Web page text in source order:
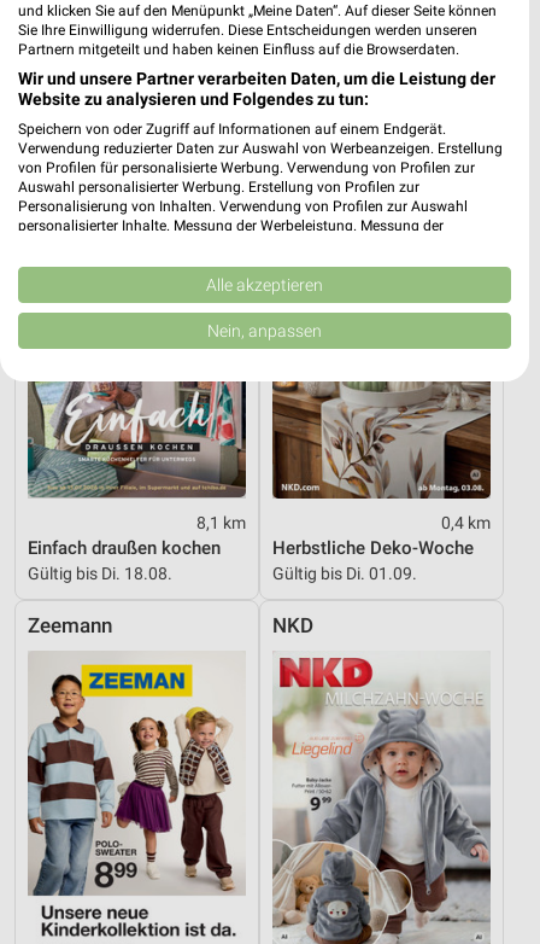
Mode & Bekleidung Angebote für Mutterstadt
und Umgebung
10 Prospekte
Tchibo
8,1 km
Einfach draußen kochen
Gültig bis Di. 18.08.
NKD
0,4 km
Herbstliche Deko-Woche
Gültig bis Di. 01.09.
Zeemann NKD
und klicken Sie auf den Menüpunkt „Meine Daten“. Auf dieser Seite können
Sie Ihre Einwilligung widerrufen. Diese Entscheidungen werden unseren
Partnern mitgeteilt und haben keinen Einfluss auf die Browserdaten.
Wir und unsere Partner verarbeiten Daten, um die Leistung der
Website zu analysieren und Folgendes zu tun:
Speichern von oder Zugriff auf Informationen auf einem Endgerät.
Verwendung reduzierter Daten zur Auswahl von Werbeanzeigen. Erstellung
von Profilen für personalisierte Werbung. Verwendung von Profilen zur
Auswahl personalisierter Werbung. Erstellung von Profilen zur
Personalisierung von Inhalten. Verwendung von Profilen zur Auswahl
personalisierter Inhalte. Messung der Werbeleistung. Messung der
Kombinationen von Daten aus verschiedenen Quellen. Entwicklung und
Verbesserung der Angebote. Verwendung reduzierter Daten zur Auswahl
von Inhalten.
Daten können außerhalb der Europäischen Union weitergegeben und in die
Website/App.
Partnerliste anzeigen (1 IAB-Anbieter)
Wir nutzen Ihre Daten für folgende Zwecke:
IAB-Verarbeitungszwecke:
Speichern von oder Zugriff auf Informationen
auf einem Endgerät
Verwendung reduzierter Daten zur Auswahl von
Erstellung von Profilen für personalisierte
Werbung
Verwendung von Profilen zur Auswahl
personalisierter Werbung
Erstellung von Profilen zur Personalisierung
von Inhalten
Verwendung von Profilen zur Auswahl
personalisierter Inhalte
Messung der Werbeleistung
Alle akzeptieren
Nein, anpassen